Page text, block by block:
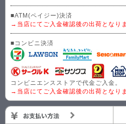
■ATM(ペイジー)決済
→当店にてご入金確認後の出荷となり
■コンビニ決済
コンビニエンスストアで代金ご入金。
→当店にてご入金確認後の出荷となり